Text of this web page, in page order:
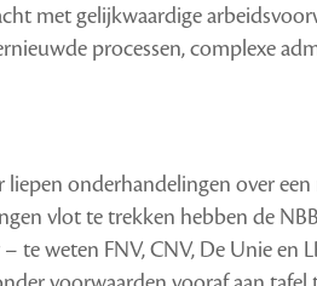
met gelijkwaardige
processen, complexe
liepen onderhandelingen over
vlot te trekken hebben de
te weten FNV, CNV, De Unie en